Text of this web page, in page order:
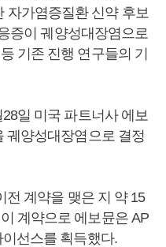
자가염증질환 신약 후보
증이 궤양성대장염으로
기존 진행 연구들의 기
일 미국 파트너사 에보
궤양성대장염으로 결정
전 계약을 맺은 지 약 15
계약으로 에보뮨은 AP
선스를 획득했다.